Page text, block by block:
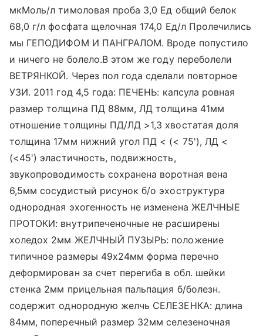
мкМоль/л тимоловая проба 3,0 Ед общий белок
68,0 г/л фосфата щелочная 174,0 Ед/л Пролечились
мы ГЕПОДИФОМ И ПАНГРАЛОМ. Вроде попустило
и ничего не болело.В этом же году переболели
ВЕТРЯНКОЙ. Через пол года сделали повторное
УЗИ. 2011 год 4,5 года: ПЕЧЕНЬ: капсула ровная
размер толщина ПД 88мм, ЛД толщина 41мм
отношение толщины ПД/ЛД >1,3 хвостатая доля
толщина 17мм нижний угол ПД < (< 75'), ЛД <
(<45') эластичность, подвижность,
звукопроводимость сохранена воротная вена
6,5мм сосудистый рисунок б/о эхоструктура
однородная эхогенность не изменена ЖЕЛЧНЫЕ
ПРОТОКИ: внутрипеченочные не расширены
холедох 2мм ЖЕЛЧНЫЙ ПУЗЫРЬ: положение
типичное размеры 49х24мм форма перечно
деформирован за счет перегиба в обл. шейки
стенка 2мм прицельная пальпация б/болезн.
содержит однородную желчь СЕЛЕЗЕНКА: длина
84мм, поперечный размер 32мм селезеночная